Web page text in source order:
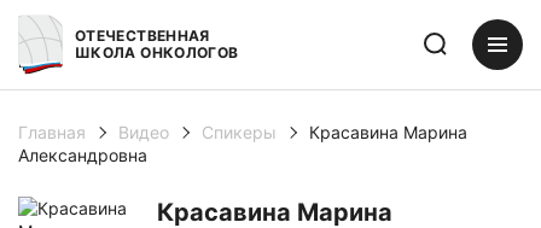
ОТЕЧЕСТВЕННАЯ
ШКОЛА ОНКОЛОГОВ
Главная Видео Спикеры
Красавина Марина
Александровна
Красавина Марина